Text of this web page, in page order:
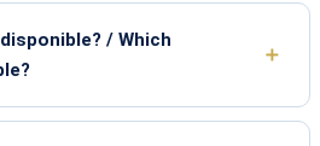
/ Which